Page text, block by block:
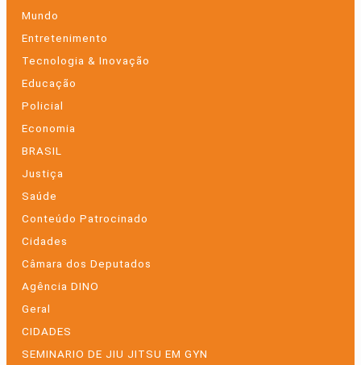
Mundo
Entretenimento
Tecnologia & Inovação
Educação
Policial
Economia
BRASIL
Justiça
Saúde
Conteúdo Patrocinado
Cidades
Câmara dos Deputados
Agência DINO
Geral
CIDADES
SEMINARIO DE JIU JITSU EM GYN